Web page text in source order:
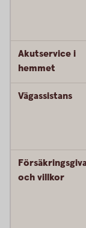
Akutservice i
hemmet
Vägassistans
och villkor